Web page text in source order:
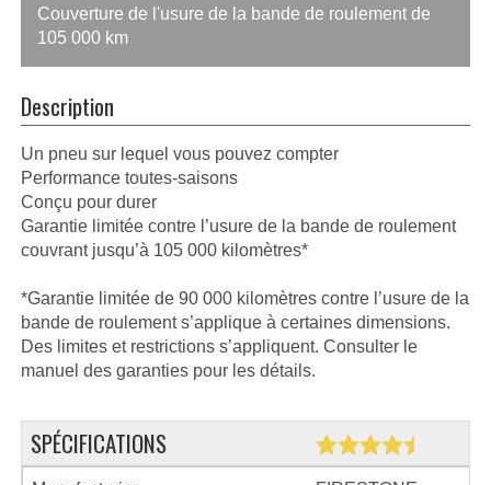
Couverture de l'usure de la bande de roulement de
105 000 km
Description
Un pneu sur lequel vous pouvez compter
Performance toutes-saisons
Conçu pour durer
Garantie limitée contre l’usure de la bande de roulement
couvrant jusqu’à 105 000 kilomètres*
*Garantie limitée de 90 000 kilomètres contre l’usure de la
bande de roulement s’applique à certaines dimensions.
Des limites et restrictions s’appliquent. Consulter le
manuel des garanties pour les détails.
SPÉCIFICATIONS